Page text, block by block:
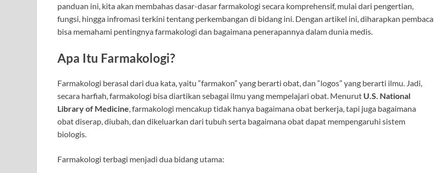
panduan ini, kita akan membahas dasar-dasar farmakologi secara komprehensif, mulai dari pengertian,
fungsi, hingga infromasi terkini tentang perkembangan di bidang ini. Dengan artikel ini, diharapkan pembaca
bisa memahami pentingnya farmakologi dan bagaimana penerapannya dalam dunia medis.
Apa Itu Farmakologi?
Farmakologi berasal dari dua kata, yaitu “farmakon” yang berarti obat, dan “logos” yang berarti ilmu. Jadi,
secara harfiah, farmakologi bisa diartikan sebagai ilmu yang mempelajari obat. Menurut U.S. National
Library of Medicine, farmakologi mencakup tidak hanya bagaimana obat berkerja, tapi juga bagaimana
obat diserap, diubah, dan dikeluarkan dari tubuh serta bagaimana obat dapat mempengaruhi sistem
biologis.
Farmakologi terbagi menjadi dua bidang utama: